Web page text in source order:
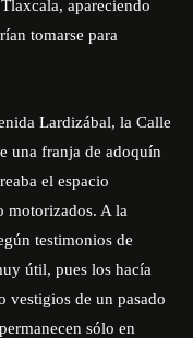
apareciendo
tomarse para
Lardizábal, la Calle
una franja de adoquín
el espacio
motorizados. A la
testimonios de
útil, pues los hacía
vestigios de un pasado
sólo en